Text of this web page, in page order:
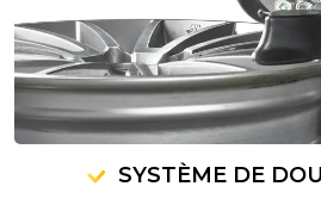
SYSTÈME DE